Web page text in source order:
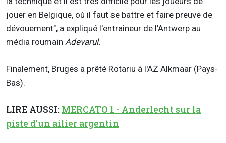
jouer en Belgique, où il faut se battre et faire preuve de
dévouement", a expliqué l'entraîneur de l'Antwerp au
média roumain Adevarul.
Finalement, Bruges a prêté Rotariu à l'AZ Alkmaar (Pays-
Bas).
LIRE AUSSI: MERCATO 1 - Anderlecht sur la
piste d'un ailier argentin